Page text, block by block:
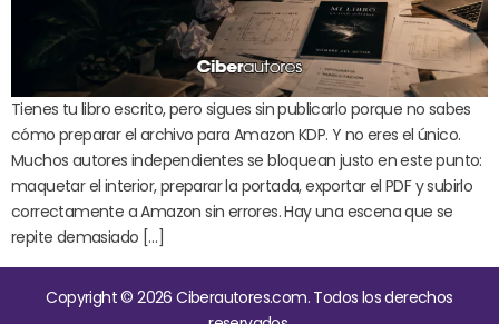
Tienes tu libro escrito, pero sigues sin publicarlo porque no sabes
cómo preparar el archivo para Amazon KDP. Y no eres el único.
Muchos autores independientes se bloquean justo en este punto:
maquetar el interior, preparar la portada, exportar el PDF y subirlo
correctamente a Amazon sin errores. Hay una escena que se
repite demasiado […]
Copyright © 2026 Ciberautores.com. Todos los derechos